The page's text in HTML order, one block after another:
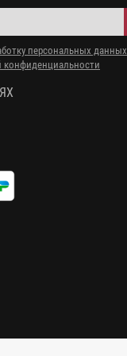
персональных данных
конфиденциальности